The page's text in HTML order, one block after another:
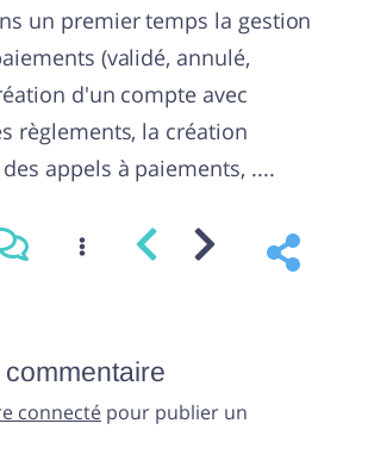
un premier temps la gestion
(validé, annulé,
d'un compte avec
règlements, la création
appels à paiements, ....
connecté pour publier un